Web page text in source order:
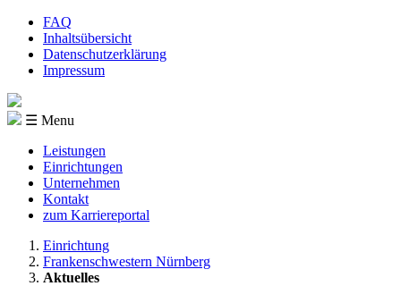
FAQ
Inhaltsübersicht
Datenschutzerklärung
Impressum
☰ Menu
Leistungen
Einrichtungen
Unternehmen
Kontakt
zum Karriereportal
Einrichtung
Frankenschwestern Nürnberg
Aktuelles